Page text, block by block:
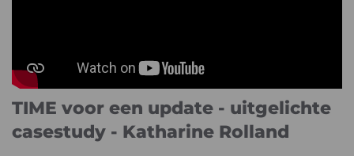
TIME voor een update - uitgelichte
casestudy - Katharine Rolland